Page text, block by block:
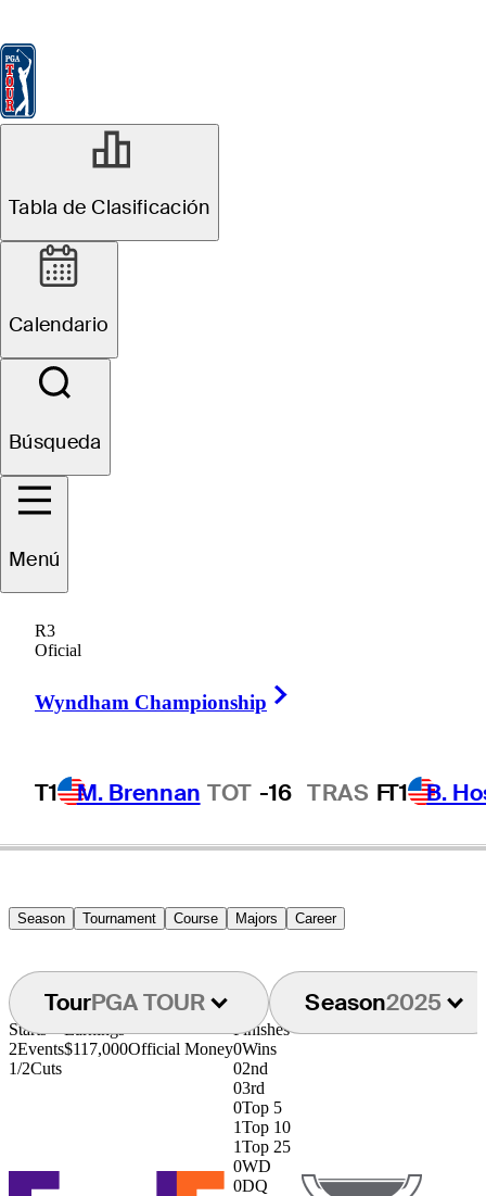
Tabla de Clasificación
Calendario
Búsqueda
Menú
R3
Oficial
Wyndham Championship
T1 M. Brennan TOT -16 TRAS FT1 B.
Season Tournament Course Majors Career
TourPGA TOUR Season2025
Starts
2Events
1/2Cuts
Earnings
$117,000Official Money
Finishes
0Wins
02nd
03rd
0Top 5
1Top 10
1Top 25
0WD
0DQ